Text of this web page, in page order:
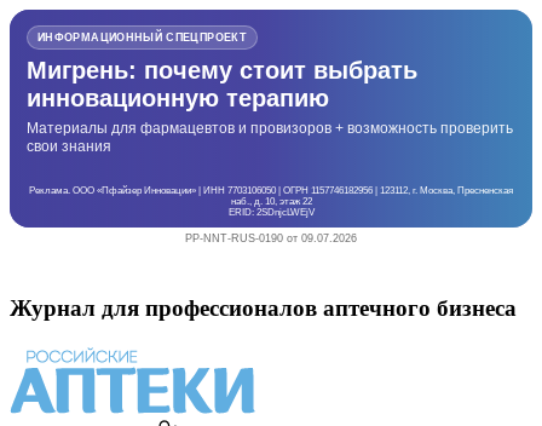
ИНФОРМАЦИОННЫЙ СПЕЦПРОЕКТ
Мигрень: почему стоит выбрать
инновационную терапию
Материалы для фармацевтов и провизоров + возможность проверить
свои знания
Реклама. ООО «Пфайзер Инновации» | ИНН 7703106050 | ОГРН 1157746182956 | 123112, г. Москва, Пресненская
наб., д. 10, этаж 22
ERID: 2SDnjcLWEjV
PP-NNT-RUS-0190 от 09.07.2026
Журнал для профессионалов аптечного бизнеса